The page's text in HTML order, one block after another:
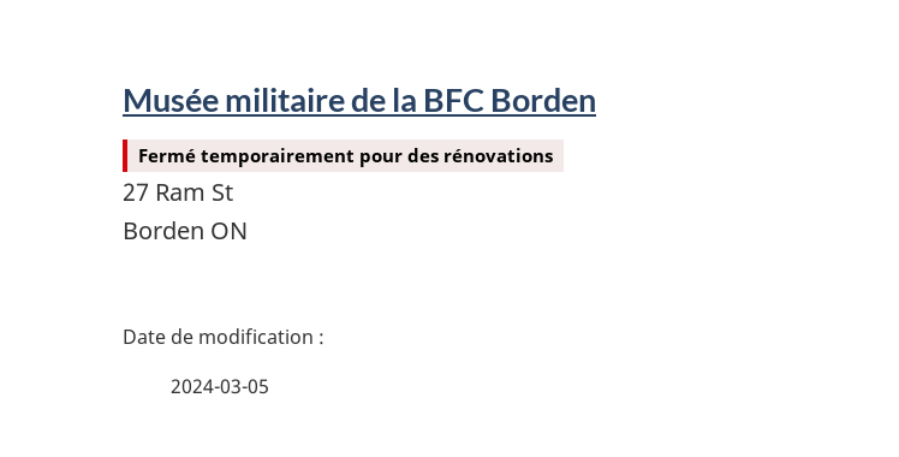
Musée militaire de la BFC Borden
Fermé temporairement pour des rénovations
27 Ram St
Borden ON
D
2024-03-05